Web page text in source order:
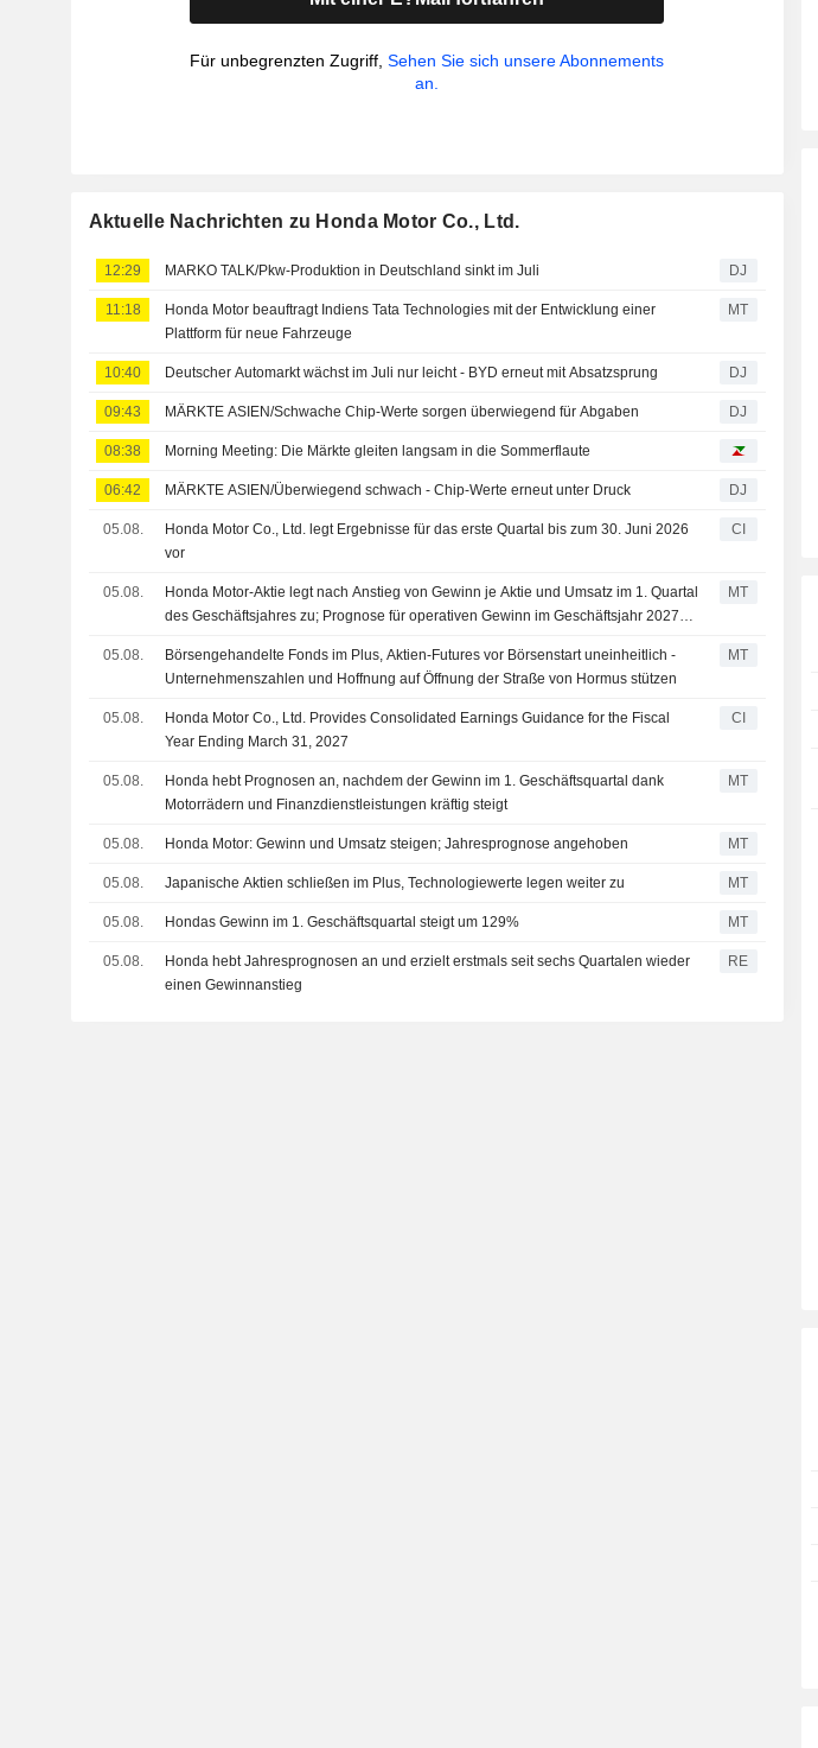
Für unbegrenzten Zugriff,Sehen Sie sich unsere Abonnements
an.
Aktuelle Nachrichten zu Honda Motor Co., Ltd.
12:29 MARKO TALK/Pkw-Produktion in Deutschland sinkt im Juli DJ
11:18
Honda Motor beauftragt Indiens Tata Technologies mit der Entwicklung einer
Plattform für neue Fahrzeuge
MT
10:40 Deutscher Automarkt wächst im Juli nur leicht - BYD erneut mit Absatzsprung DJ
09:43 MÄRKTE ASIEN/Schwache Chip-Werte sorgen überwiegend für Abgaben DJ
08:38 Morning Meeting: Die Märkte gleiten langsam in die Sommerflaute
06:42 MÄRKTE ASIEN/Überwiegend schwach - Chip-Werte erneut unter Druck DJ
05.08.
Honda Motor Co., Ltd. legt Ergebnisse für das erste Quartal bis zum 30. Juni 2026
vor
CI
05.08.
Honda Motor-Aktie legt nach Anstieg von Gewinn je Aktie und Umsatz im 1. Quartal
des Geschäftsjahres zu; Prognose für operativen Gewinn im Geschäftsjahr 2027
MT
05.08.
Börsengehandelte Fonds im Plus, Aktien-Futures vor Börsenstart uneinheitlich -
Unternehmenszahlen und Hoffnung auf Öffnung der Straße von Hormus stützen
MT
05.08.
Honda Motor Co., Ltd. Provides Consolidated Earnings Guidance for the Fiscal
Year Ending March 31, 2027
CI
05.08.
Honda hebt Prognosen an, nachdem der Gewinn im 1. Geschäftsquartal dank
Motorrädern und Finanzdienstleistungen kräftig steigt
MT
05.08. Honda Motor: Gewinn und Umsatz steigen; Jahresprognose angehoben MT
05.08. Japanische Aktien schließen im Plus, Technologiewerte legen weiter zu MT
05.08. Hondas Gewinn im 1. Geschäftsquartal steigt um 129% MT
05.08.
Honda hebt Jahresprognosen an und erzielt erstmals seit sechs Quartalen wieder
einen Gewinnanstieg
RE